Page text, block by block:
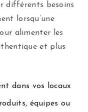
différents besoins
lorsqu’une
alimenter les
et plus
dans vos locaux
équipes ou